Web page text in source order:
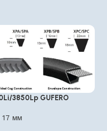
3850Lp GUFERO
17 мм